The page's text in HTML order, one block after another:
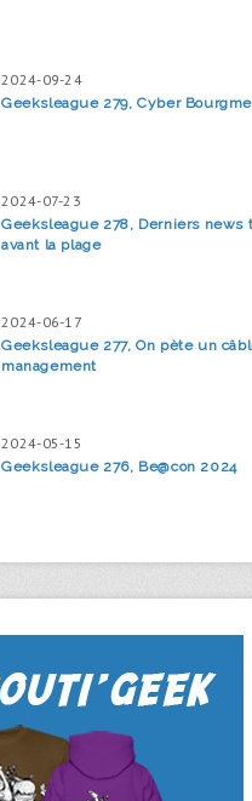
2024-09-24
Geeksleague 279, Cyber
2024-07-23
Geeksleague 278, Derniers news
avant la plage
2024-06-17
Geeksleague 277, On pète un
management
2024-05-15
Geeksleague 276, Be@con 2024